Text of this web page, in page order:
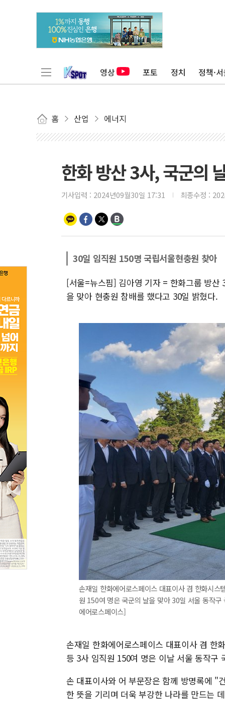
영상 포토 정치 정책·
홈 산업 에너지
한화 방산 3사, 국군의
기사입력 : 2024년09월30일 17:31 최종수정 :
30일 임직원 150명 국립서울현충원 찾아
[서울=뉴스핌] 김아영 기자 = 한화그룹 방산
을 맞아 현충원 참배를 했다고 30일 밝혔다.
손재일 한화에어로스페이스 대표이사 겸 한화시
원 150여 명은 국군의 날을 맞아 30일 서울 동작
에어로스페이스]
손재일 한화에어로스페이스 대표이사 겸 한
등 3사 임직원 150여 명은 이날 서울 동작구
손 대표이사와 어 부문장은 함께 방명록에 "
한 뜻을 기리며 더욱 부강한 나라를 만드는